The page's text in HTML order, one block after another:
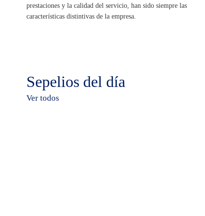
prestaciones y la calidad del servicio, han sido siempre las
características distintivas de la empresa.
Sepelios del día
Ver todos